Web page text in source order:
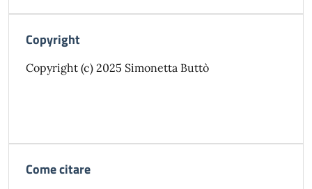
Copyright
Copyright (c) 2025 Simonetta Buttò
Come citare